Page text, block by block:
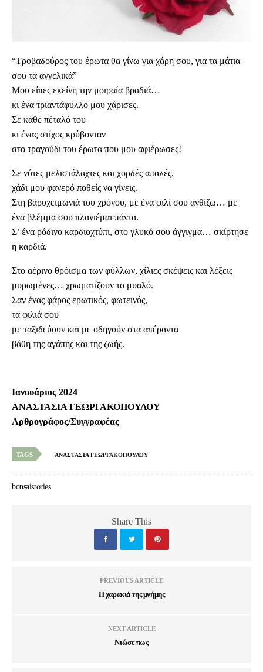
“Τροβαδούρος του έρωτα θα γίνω για χάρη σου, για τα μάτια
σου τα αγγελικά”
Μου είπες εκείνη την μοιραία βραδιά…
κι ένα τριαντάφυλλο μου χάρισες.
Σε κάθε πέταλό του
κι ένας στίχος κρύβονταν
στο τραγούδι του έρωτα που μου αφιέρωσες!
Σε νότες μελιστάλαχτες και χορδές απαλές,
χάδι μου φανερό ποθείς να γίνεις.
Στη βαρυχειμωνιά του χρόνου, με ένα φιλί σου ανθίζω… με
ένα βλέμμα σου πλανιέμαι πάντα.
Σ’ ένα ρόδινο καρδιοχτύπι, στο γλυκό σου άγγιγμα… σκίρτησε
η καρδιά.
Στο αέρινο θρόισμα των φύλλων, χίλιες σκέψεις και λέξεις
μυρωμένες… χρωματίζουν το μυαλό.
Σαν ένας φάρος ερωτικός, φωτεινός,
τα φιλιά σου
με ταξιδεύουν και με οδηγούν στα απέραντα
βάθη της αγάπης και της ζωής.
Ιανουάριος 2024
ΑΝΑΣΤΑΣΙΑ ΓΕΩΡΓΑΚΟΠΟΥΛΟΥ
Αρθρογράφος/Συγγραφέας
TAGS ΑΝΑΣΤΑΣΙΑ ΓΕΩΡΓΑΚΟΠΟΥΛΟΥ
bonsaistories
Share This
PREVIOUS ARTICLE
Η χαρακιά της μνήμης
NEXT ARTICLE
Νιώσε πως